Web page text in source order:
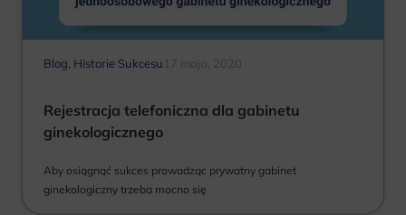
Blog Historie Sukcesu 17 maja, 2020
Rejestracja telefoniczna dla gabinetu
ginekologicznego
Aby osiągnąć sukces prowadząc prywatny gabinet
ginekologiczny trzeba mocno się